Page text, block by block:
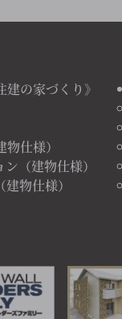
建の家づくり》
仕様）
（建物仕様）
物仕様）